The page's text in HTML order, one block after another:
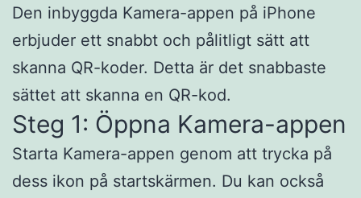
Den inbyggda Kamera-appen på iPhone
erbjuder ett snabbt och pålitligt sätt att
skanna QR-koder. Detta är det snabbaste
sättet att skanna en QR-kod.​
Steg 1: Öppna Kamera-appen
Starta Kamera-appen genom att trycka på
dess ikon på startskärmen. Du kan också